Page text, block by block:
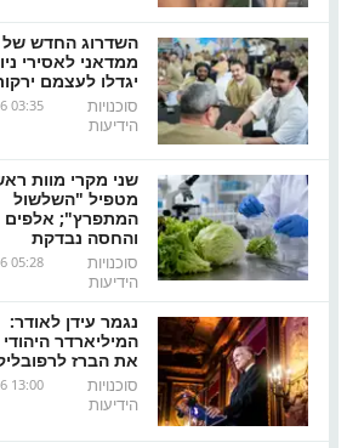
השדרוג החדש של
ממדאני לאסירי
יגדלו לעצמם
03:35
סוכנויות
הידיעות
שני מקרי מוות
מטפיל "השלשול
המתפרץ"; אלפים
והחסה נבדקת
05:28
סוכנויות
הידיעות
נגמר עידן לאודר:
המיליארדר
את הברז
13:00
סוכנויות
הידיעות